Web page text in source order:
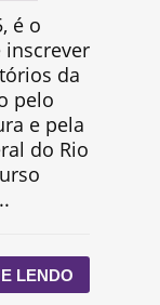
é o
inscrever
da
pelo
e pela
do Rio
LENDO